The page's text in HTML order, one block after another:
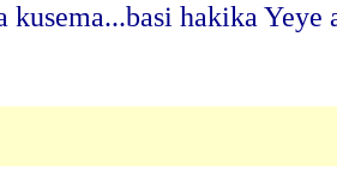
kusema...basi hakika